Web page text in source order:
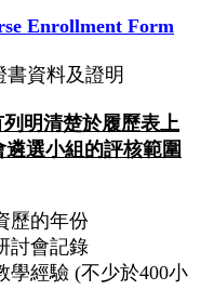
Enrollment Form
書資料及證明
列明清楚於履歷表上
遴選小組的評核範圍
歷的年份
討會記錄
學經驗 (不少於400小